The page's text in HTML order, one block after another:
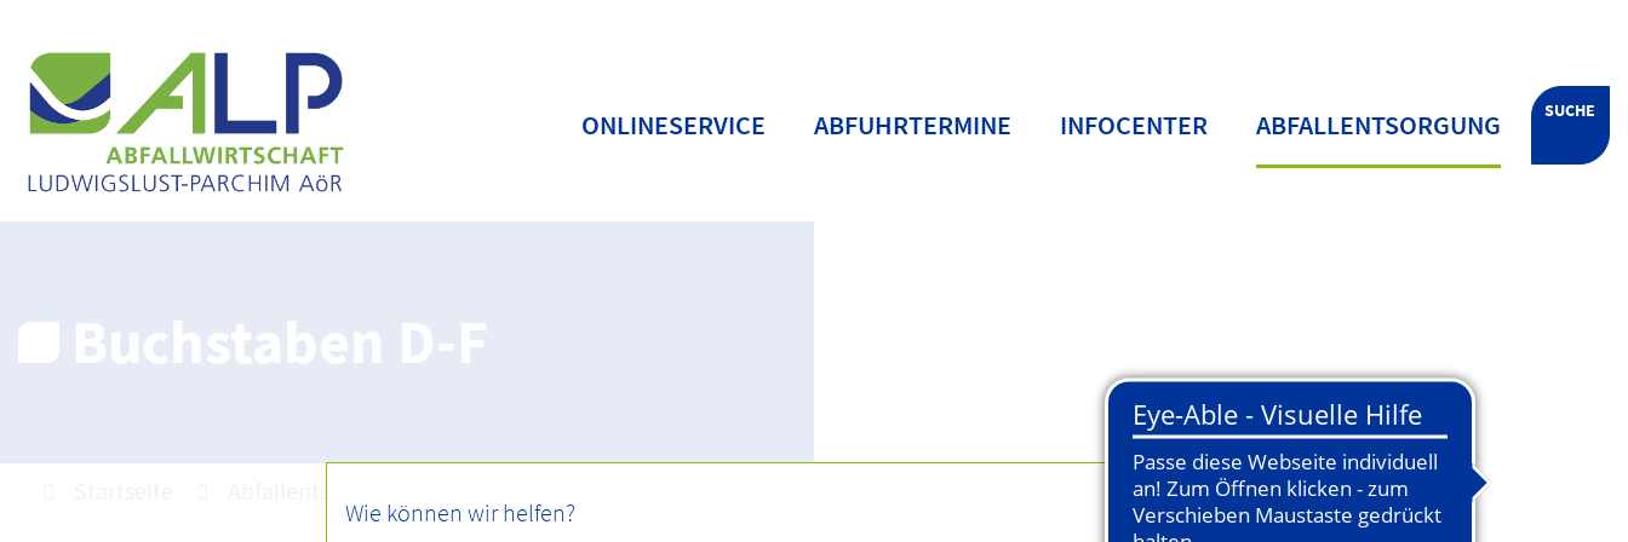
SUCHE
ONLINESERVICE ABFUHRTERMINE INFOCENTER ABFALLENTSORGUNG
Buchstaben D-F